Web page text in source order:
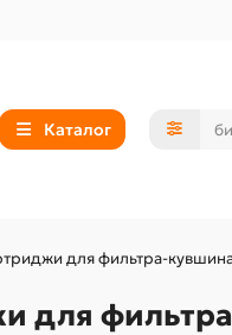
Каталог
для фильтра-
для